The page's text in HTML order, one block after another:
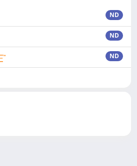
ND
ND
ND